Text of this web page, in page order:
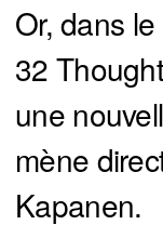
Or, dans
32
une
mène
Kapanen.